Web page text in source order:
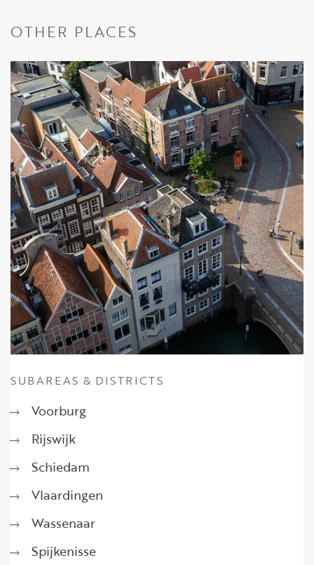
OTHER PLACES
SUBAREAS & DISTRICTS
Voorburg
Rijswijk
Schiedam
Vlaardingen
Wassenaar
Spijkenisse